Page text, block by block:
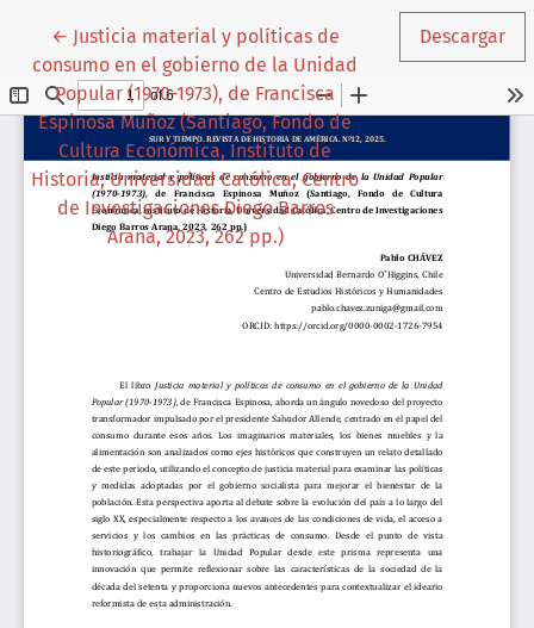
← Volver a los detalles del artículo
Justicia material y políticas de
consumo en el gobierno de la Unidad
Popular (1970-1973), de Francisca
Espinosa Muñoz (Santiago, Fondo de
Cultura Económica, Instituto de
Historia, Universidad Católica, Centro
de Investigaciones Diego Barros
Arana, 2023, 262 pp.)
Descargar